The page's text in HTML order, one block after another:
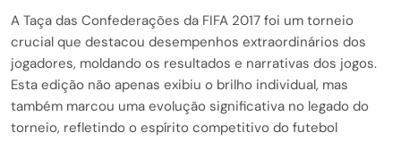
A Taça das Confederações da FIFA 2017 foi um torneio
crucial que destacou desempenhos extraordinários dos
jogadores, moldando os resultados e narrativas dos jogos.
Esta edição não apenas exibiu o brilho individual, mas
também marcou uma evolução significativa no legado do
torneio, refletindo o espírito competitivo do futebol